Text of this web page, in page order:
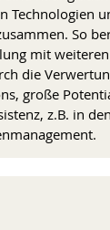
Technologien
So
mit weiteren
die
große
z.B. in den